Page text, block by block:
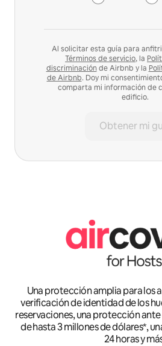
Al solicitar esta guía para
Términos de servicio, la
discriminación de Airbnb y la
de Airbnb. Doy mi
comparta mi información de
edificio.
Obtener mi
Una protección amplia para los
verificación de identidad de los
reservaciones, una protección
de hasta 3 millones de dólares*,
24 horas y